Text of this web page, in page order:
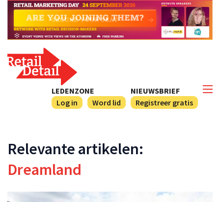
NIEUWSBRIEF
Registreer gratis
LEDENZONE
Log in
Word lid
Relevante artikelen:
Dreamland